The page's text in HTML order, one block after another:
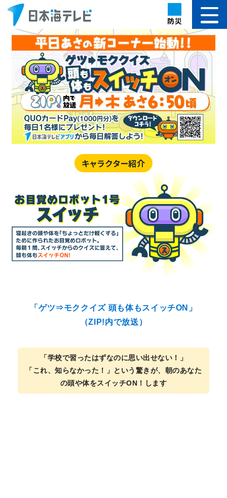
防災
キャラクター紹介
「ゲツ⇒モククイズ 頭も体もスイッチON」
（ZIP!内で放送）
「学校で習ったはずなのに思い出せない！」
「これ、知らなかった！」という驚きが、朝のあなた
の頭や体をスイッチON！します